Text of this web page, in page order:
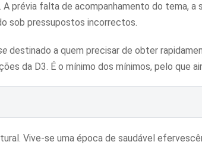
prévia falta de acompanhamento do tema, a
sob pressupostos incorrectos.
destinado a quem precisar de obter
da D3. É o mínimo dos mínimos, pelo que
Vive-se uma época de saudável